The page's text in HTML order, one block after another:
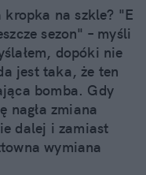
na szkle? "E
sezon" – myśli
dopóki nie
jest taka, że ten
bomba. Gdy
nagła zmiana
dalej i zamiast
wymiana